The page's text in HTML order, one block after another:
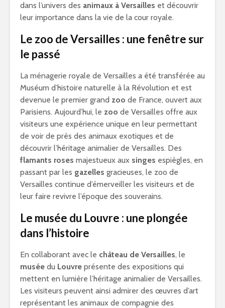
dans l’univers des animaux à Versailles et découvrir
leur importance dans la vie de la cour royale.
Le zoo de Versailles : une fenêtre sur
le passé
La ménagerie royale de Versailles a été transférée au
Muséum d’histoire naturelle à la Révolution et est
devenue le premier grand zoo de France, ouvert aux
Parisiens. Aujourd’hui, le zoo de Versailles offre aux
visiteurs une expérience unique en leur permettant
de voir de près des animaux exotiques et de
découvrir l’héritage animalier de Versailles. Des
flamants roses majestueux aux singes espiègles, en
passant par les gazelles gracieuses, le zoo de
Versailles continue d’émerveiller les visiteurs et de
leur faire revivre l’époque des souverains.
Le musée du Louvre : une plongée
dans l’histoire
En collaborant avec le château de Versailles, le
musée du Louvre présente des expositions qui
mettent en lumière l’héritage animalier de Versailles.
Les visiteurs peuvent ainsi admirer des œuvres d’art
représentant les animaux de compagnie des